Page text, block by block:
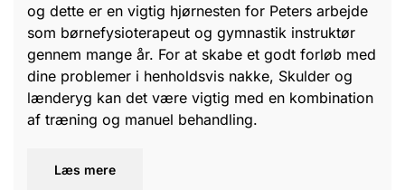
og dette er en vigtig hjørnesten for Peters arbejde
som børnefysioterapeut og gymnastik instruktør
gennem mange år. For at skabe et godt forløb med
dine problemer i henholdsvis nakke, Skulder og
lænderyg kan det være vigtig med en kombination
af træning og manuel behandling.
Læs mere